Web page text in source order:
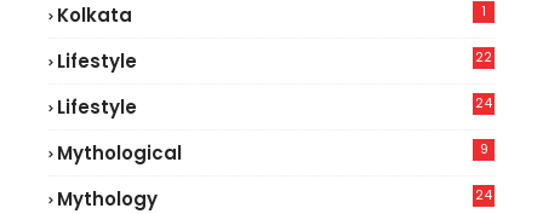
Kolkata 1
Lifestyle
22
Lifestyle
24
Mythological 9
Mythology 24